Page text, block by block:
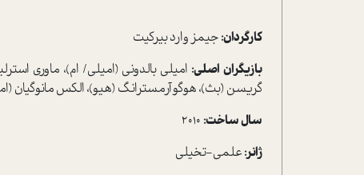
کارگردان:جیمز وارد بیرکیت
بازیگران اصلی: امیلی بالدونی (امیلی/ ام)، ماوری
گریسن (بث)، هوگو آرمسترانگ (هیو)، الکس مانوگیان
سال ساخت:
ژانر:علمی-تخیلی